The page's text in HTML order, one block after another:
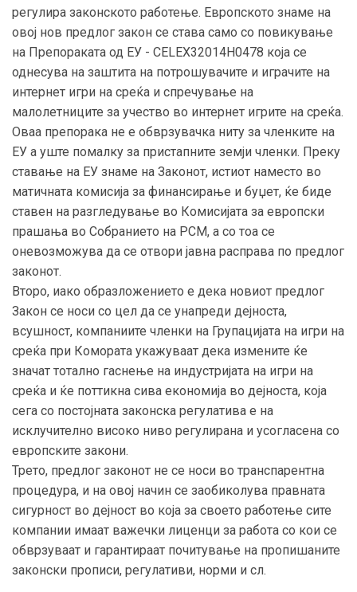
регулира законското работење. Европското знаме на
овој нов предлог закон се става само со повикување
на Препораката од ЕУ - CELEX32014H0478 која се
однесува на заштита на потрошувачите и играчите на
интернет игри на среќа и спречување на
малолетниците за учество во интернет игрите на среќа.
Оваа препорака не е обврзувачка ниту за членките на
ЕУ а уште помалку за пристапните земји членки. Преку
ставање на ЕУ знаме на Законот, истиот наместо во
матичната комисија за финансирање и буџет, ќе биде
ставен на разгледување во Комисијата за европски
прашања во Собранието на РСМ, а со тоа се
оневозможува да се отвори јавна расправа по предлог
законот.
Второ, иако образложението е дека новиот предлог
Закон се носи со цел да се унапреди дејноста,
всушност, компаниите членки на Групацијата на игри на
среќа при Комората укажуваат дека измените ќе
значат тотално гаснење на индустријата на игри на
среќа и ќе поттикна сива економија во дејноста, која
сега со постојната законска регулатива е на
исклучително високо ниво регулирана и усогласена со
европските закони.
Трето, предлог законот не се носи во транспарентна
процедура, и на овој начин се заобиколува правната
сигурност во дејност во која за своето работење сите
компании имаат важечки лиценци за работа со кои се
обврзуваат и гарантираат почитување на пропишаните
законски прописи, регулативи, норми и сл.